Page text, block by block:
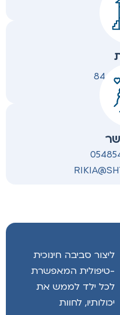
ליצור סביבה חינוכית
-טיפולית המאפשרת
לכל ילד לממש את
יכולותיו, לחוות